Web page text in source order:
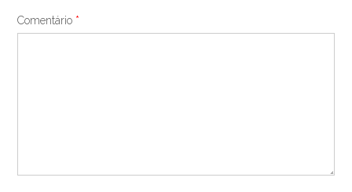
Comentário *